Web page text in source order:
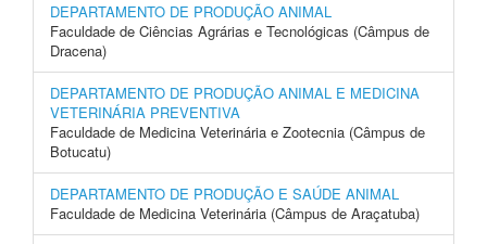
DEPARTAMENTO DE PRODUÇÃO ANIMAL
Faculdade de Ciências Agrárias e Tecnológicas (Câmpus de
Dracena)
DEPARTAMENTO DE PRODUÇÃO ANIMAL E MEDICINA
VETERINÁRIA PREVENTIVA
Faculdade de Medicina Veterinária e Zootecnia (Câmpus de
Botucatu)
DEPARTAMENTO DE PRODUÇÃO E SAÚDE ANIMAL
Faculdade de Medicina Veterinária (Câmpus de Araçatuba)